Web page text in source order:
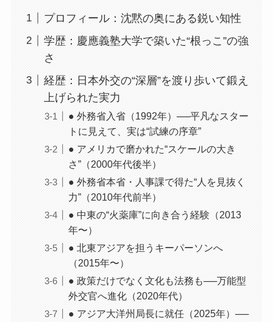
プロフィール：沈黙の奥にある鋭い知性
学歴：慶應義塾大学で築いた“根っこ”の強
さ
経歴：日本外交の“深層”を渡り歩いて鍛え
上げられた実力
● 外務省入省（1992年）──平凡なスター
トに見えて、実は“試練の序章”
● アメリカで磨かれた“スケールの大き
さ”（2000年代後半）
● 外務省本省・人事課で得た“人を見抜く
力”（2010年代前半）
● 中東の“火薬庫”に向き合う経験（2013
年〜）
● 北東アジアを担うキーパーソンへ
（2015年〜）
● 政策だけでなく文化も法務も──万能型
外交官へ進化（2020年代）
● アジア大洋州局長に就任（2025年）──